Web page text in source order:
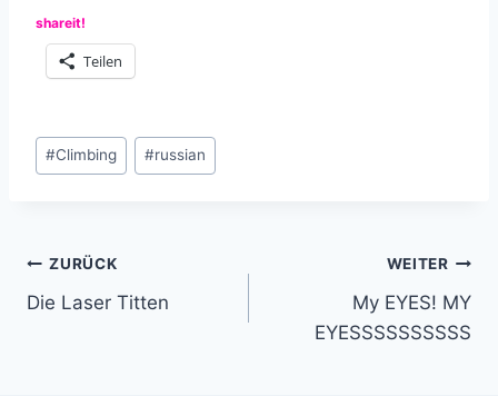
shareit!
Teilen
Schlagworte:
#Climbing #russian
Beitragsnavigation
ZURÜCK
Die Laser Titten
WEITER
My EYES! MY
EYESSSSSSSSSS